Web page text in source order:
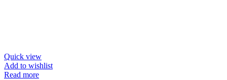
Quick view
Add to wishlist
Read more